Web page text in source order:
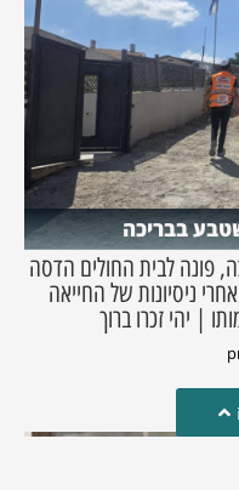
בבריכה
פונה לבית החולים הדסה
ניסיונות של החייאה
| יהי זכרו ברוך